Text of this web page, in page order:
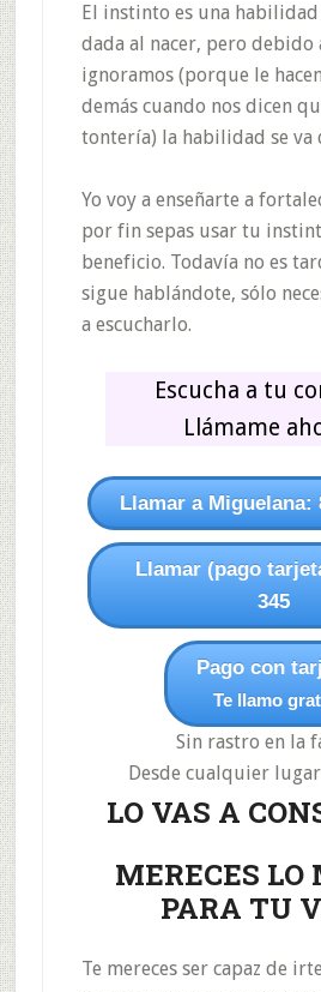
El instinto es una
dada al nacer, pero debido
ignoramos (porque le
demás cuando nos dicen
tontería) la habilidad se va
Yo voy a enseñarte a
por fin sepas usar tu
beneficio. Todavía no es
sigue hablándote, sólo
a escucharlo.
Escucha a tu
Llámame
Llamar a Miguelana:
Llamar (pago
345
Pago con
Te llamo
Sin rastro en la
Desde cualquier
LO VAS A
MERECES LO
PARA TU
Te mereces ser capaz de